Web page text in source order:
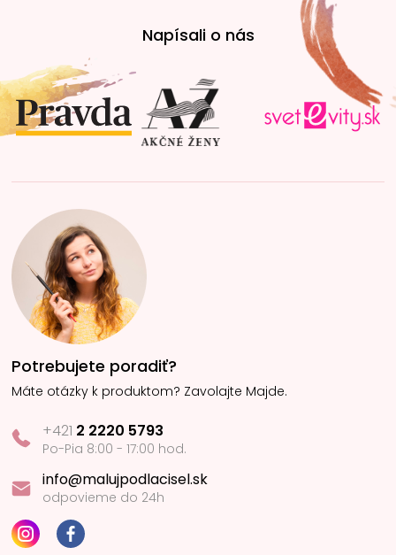
t
i
e
Napísali o nás
Potrebujete poradiť?
Máte otázky k produktom? Zavolajte Majde.
+421 2 2220 5793
Po-Pia 8:00 - 17:00 hod.
info@malujpodlacisel.sk
odpovieme do 24h